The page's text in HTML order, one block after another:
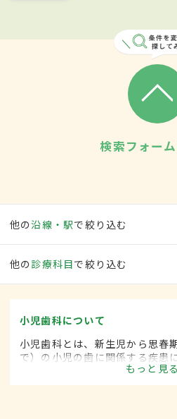
検索フォー
他の沿線・駅で絞り込む
他の 診療科目で絞り込む
小児歯科について
小児歯科とは、新生児から思春
で）の小児の歯に関係する疾患
治療する歯科の一領域です。
もっと見る